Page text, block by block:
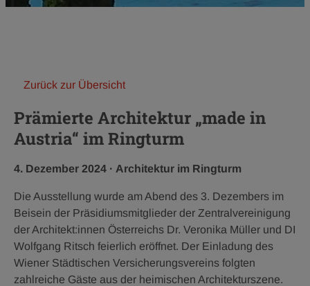
Zurück zur Übersicht
Prämierte Architektur „made in
Austria“ im Ringturm
Veröffentlichungsdatum:
4. Dezember 2024 · Kategorie:
Architektur im Ringturm
Die Ausstellung wurde am Abend des 3. Dezembers im
Beisein der Präsidiumsmitglieder der Zentralvereinigung
der Architekt:innen Österreichs Dr. Veronika Müller und DI
Wolfgang Ritsch feierlich eröffnet. Der Einladung des
Wiener Städtischen Versicherungsvereins folgten
zahlreiche Gäste aus der heimischen Architekturszene.